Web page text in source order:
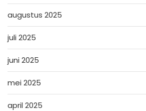
augustus 2025
juli 2025
juni 2025
mei 2025
april 2025